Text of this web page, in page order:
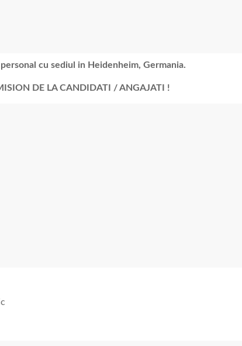
cu sediul in Heidenheim, Germania.
DE LA CANDIDATI / ANGAJATI !